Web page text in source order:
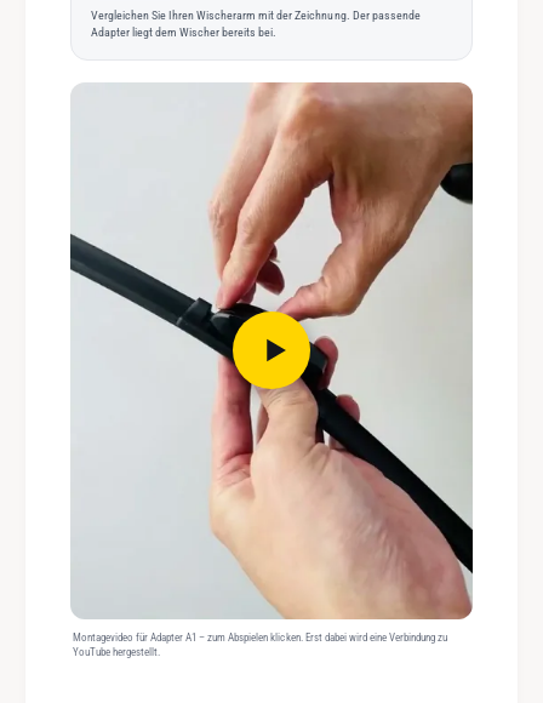
Vergleichen Sie Ihren Wischerarm mit der Zeichnung. Der passende
Adapter liegt dem Wischer bereits bei.
Montagevideo für Adapter A1 – zum Abspielen klicken. Erst dabei wird eine Verbindung zu
YouTube hergestellt.